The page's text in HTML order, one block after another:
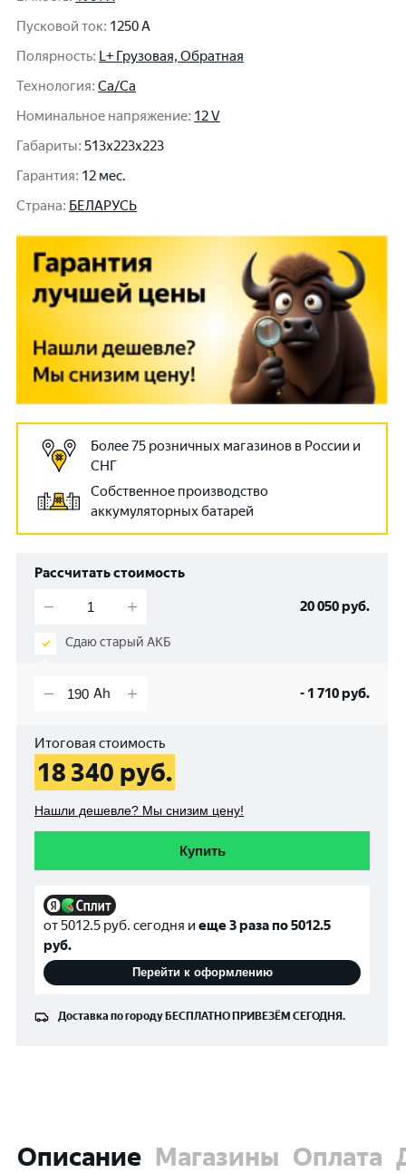
Пусковой ток: 1250 A
Полярность: L+ Грузовая, Обратная
Технология: Ca/Ca
Номинальное напряжение: 12 V
Габариты: 513x223x223
Гарантия: 12 мес.
Cтрана: БЕЛАРУСЬ
Более 75 розничных магазинов в России и
СНГ
Собственное производство
аккумуляторных батарей
Рассчитать стоимость
20 050руб.
Сдаю старый АКБ
- 1 710руб.
Итоговая стоимость
18 340 руб.
Нашли дешевле? Мы снизим цену!
Купить
от 5012.5 руб. сегодня и еще 3 раза по5012.5
руб.
Перейти к оформлению
Доставка по городуБЕСПЛАТНОПРИВЕЗЁМ СЕГОДНЯ.
Описание Магазины Оплата